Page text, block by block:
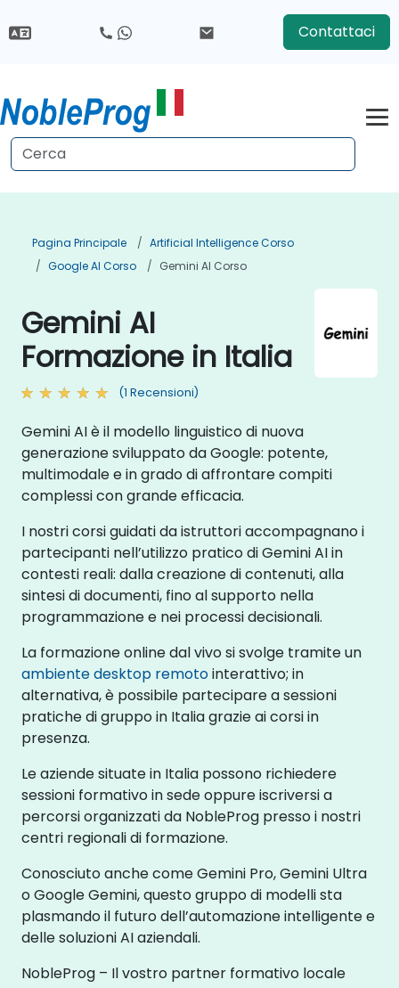
Contattaci
Pagina Principale
Artificial Intelligence Corso
Google AI Corso
Gemini AI Corso
Gemini AI
Formazione in Italia
(1 Recensioni)
Gemini AI è il modello linguistico di nuova
generazione sviluppato da Google: potente,
multimodale e in grado di affrontare compiti
complessi con grande efficacia.
I nostri corsi guidati da istruttori accompagnano i
partecipanti nell’utilizzo pratico di Gemini AI in
contesti reali: dalla creazione di contenuti, alla
sintesi di documenti, fino al supporto nella
programmazione e nei processi decisionali.
La formazione online dal vivo si svolge tramite un
ambiente desktop remotointerattivo; in
alternativa, è possibile partecipare a sessioni
pratiche di gruppo in Italia grazie ai corsi in
presenza.
Le aziende situate in Italia possono richiedere
sessioni formativo in sede oppure iscriversi a
percorsi organizzati da NobleProg presso i nostri
centri regionali di formazione.
Conosciuto anche come Gemini Pro, Gemini Ultra
o Google Gemini, questo gruppo di modelli sta
plasmando il futuro dell’automazione intelligente e
delle soluzioni AI aziendali.
NobleProg – Il vostro partner formativo locale